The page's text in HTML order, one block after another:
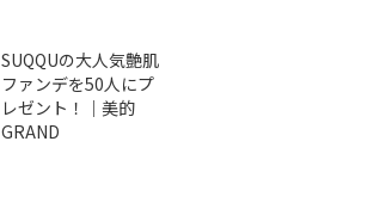
SUQQUの大人気艶肌
ファンデを50人にプ
レゼント！｜美的
GRAND